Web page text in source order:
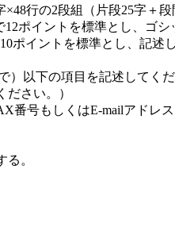
行の2段組（片段25字＋
ポイントを標準とし、ゴ
ポイントを標準とし、記述
）以下の項目を記述してくだ
さい。）
番号もしくはE-mailアドレス
。